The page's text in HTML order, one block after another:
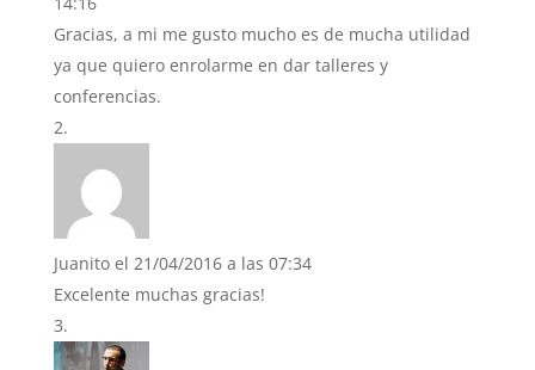
Gracias, a mi me gusto mucho es de mucha utilidad
ya que quiero enrolarme en dar talleres y
conferencias.
Juanito el 21/04/2016 a las 07:34
Excelente muchas gracias!